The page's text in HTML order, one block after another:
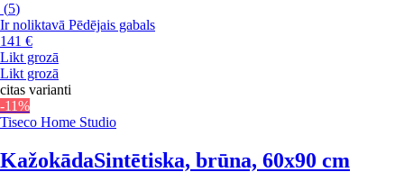
(5)
Ir noliktavā Pēdējais gabals
141 €
Likt grozā
Likt grozā
citas varianti
-11%
Tiseco Home Studio
KažokādaSintētiska, brūna, 60x90 cm